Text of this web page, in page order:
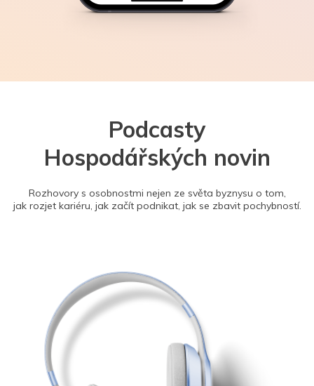
Podcasty
Hospodářských novin
Rozhovory s osobnostmi nejen ze světa byznysu o tom,
jak rozjet kariéru, jak začít podnikat, jak se zbavit pochybností.